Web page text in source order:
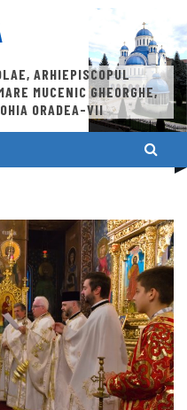
ARHIEPISCOPUL
MUCENIC GHEORGHE,
ORADEA-VII